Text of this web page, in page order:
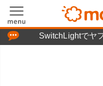
SwitchLightでヤフ
「つぶやき」の使い方